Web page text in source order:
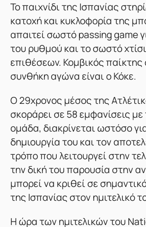
Το παιχνίδι της Ισπανίας
κατοχή και κυκλοφορία της
απαιτεί σωστό passing game
του ρυθμού και το σωστό
επιθέσεων. Κομβικός παίκτης
συνθήκη αγώνα είναι ο Κόκε.
O 29χρονος μέσος της
σκοράρει σε 58 εμφανίσεις με
ομάδα, διακρίνεται ωστόσο
δημιουργία του και τον
τρόπο που λειτουργεί στην
την δική του παρουσία στην
μπορεί να κριθεί σε
της Ισπανίας στον ημιτελικό
Η ώρα των ημιτελικών του